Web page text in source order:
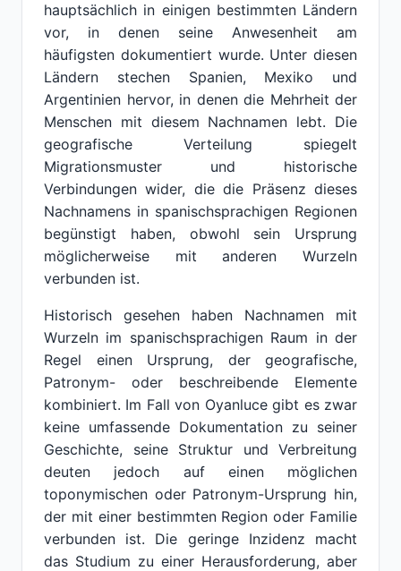
hauptsächlich in einigen bestimmten Ländern
vor, in denen seine Anwesenheit am
häufigsten dokumentiert wurde. Unter diesen
Ländern stechen Spanien, Mexiko und
Argentinien hervor, in denen die Mehrheit der
Menschen mit diesem Nachnamen lebt. Die
geografische Verteilung spiegelt
Migrationsmuster und historische
Verbindungen wider, die die Präsenz dieses
Nachnamens in spanischsprachigen Regionen
begünstigt haben, obwohl sein Ursprung
möglicherweise mit anderen Wurzeln
verbunden ist.
Historisch gesehen haben Nachnamen mit
Wurzeln im spanischsprachigen Raum in der
Regel einen Ursprung, der geografische,
Patronym- oder beschreibende Elemente
kombiniert. Im Fall von Oyanluce gibt es zwar
keine umfassende Dokumentation zu seiner
Geschichte, seine Struktur und Verbreitung
deuten jedoch auf einen möglichen
toponymischen oder Patronym-Ursprung hin,
der mit einer bestimmten Region oder Familie
verbunden ist. Die geringe Inzidenz macht
das Studium zu einer Herausforderung, aber